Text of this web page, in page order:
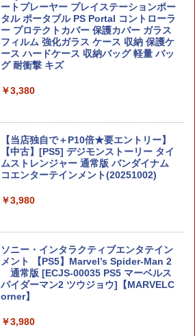
Nintendo Switch 2(日本語・国内専用)
￥55,491
ンラインコード版
￥9,000
ニンテンドープリペイド番号 5000円|オ
￥5,000
【純正品】ディスクドライブ(CFI-ZDD1
J) PlayStation 5
￥11,980
トローラー ミッドナイト ブラック(CFI-
ZCT2J01)
￥10,737
【純正品】DualSense ワイヤレスコン
￥10,737
ラー (カーボンブラック)
￥8,020
【純正品】Xbox 充電式バッテリー + US
￥2,618
マスター TH8S シフター - PC、PS4、P
S5、PS5 Pro、Xbox One、Xbox Serie
￥14,141
【Amazon.co.jp限定】劇場版モノノ怪
第三章 蛇神 (Amazon.co.jp限定オリジ
ナル三方背収納ケース付きコレクション)
(オリジナル特典:オリジナル巾着＋メー
カー特典:【坤と離】二振りの剣、十翼よ
ボード付) [Blu-ray]
劇場版「鬼滅の刃」無限城編 第一章 猗
窩座再来 完全生産限定版 [Blu-ray]
￥8,698
『映画 ラブライブ！蓮ノ空女学院スクー
ルアイドルクラブ Bloom Garden Part
y』Blu-ray（特装限定版）
【中古】 ドラゴンクエストVII Reimagi
ned／Nintendo Switch2
￥5,445
スイッチ2 Switch Switch2 ケース ポー
チ カバー バッグ バック ポータブル Nint
endo ニンテンドー スイッチ 可愛い か
わいい Switch2 保護フィルム
￥1,480
【中古】Switch2 ドンキーコング バナ
ンザ (ニンテンドースイッチ2)
￥6,213
ートプレーヤー プレイステーションポー
タル ポータブル PS Portal コントローラ
ー プロテクトカバー 保護カバー ガラス
フィルム 強化ガラス ケース 収納 保護ケ
ース ハードケース 収納バッグ 軽量 バッ
グ 耐衝撃 キズ
￥3,380
【当店独自で＋P10倍★要エントリー】
【中古】[PS5] デジモンストーリー タイ
ムストレンジャー 通常版 バンダイナム
コエンターテインメント(20251002)
￥3,980
ソニー・インタラクティブエンタテイン
メント 【PS5】Marvel’s Spider-Man 2
通常版 [ECJS-00035 PS5 マーベルス
パイダーマン2 ツウジョウ]【MARVELC
orner】
￥3,980